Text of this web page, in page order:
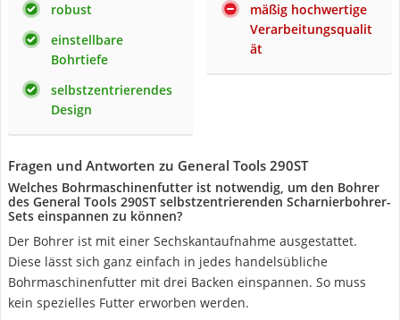
robust
einstellbare
Bohrtiefe
selbstzentrierendes
Design
mäßig hochwertige
Verarbeitungsqualit
ät
Fragen und Antworten zu General Tools 290ST
Welches Bohrmaschinenfutter ist notwendig, um den Bohrer
des General Tools 290ST selbstzentrierenden Scharnierbohrer-
Sets einspannen zu können?
Der Bohrer ist mit einer Sechskantaufnahme ausgestattet.
Diese lässt sich ganz einfach in jedes handelsübliche
Bohrmaschinenfutter mit drei Backen einspannen. So muss
kein spezielles Futter erworben werden.